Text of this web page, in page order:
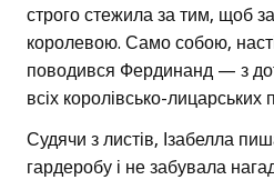
строго стежила за тим, щоб
королевою. Само собою,
поводився Фердинанд — з
всіх королівсько-лицарських
Судячи з листів, Ізабелла
гардеробу і не забувала